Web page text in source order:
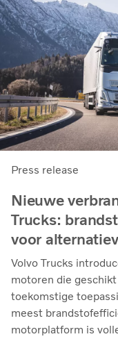
Press release
Nieuwe
Trucks:
voor
Volvo Trucks
motoren die
toekomstige
meest
motorplatform is